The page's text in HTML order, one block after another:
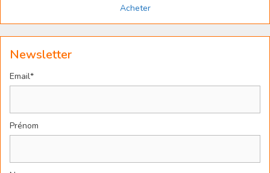
Acheter
Newsletter
Email*
Prénom